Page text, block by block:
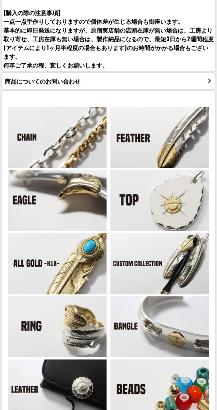
[購入の際の注意事項]
一点一点手作りしておりますので個体差が生じる場合も御座います。
基本的に即日発送になりますが、原宿実店舗の店頭在庫が無い場合は、工房より
取り寄せ、工房在庫も無い場合は、製作納品になるので、最短3日から2週間程度
(アイテムにより1ヶ月半程度の場合もあります)のお時間がかかる場合もござい
ます。
何卒ご了承の程、宜しくお願いします。
商品についてのお問い合わせ